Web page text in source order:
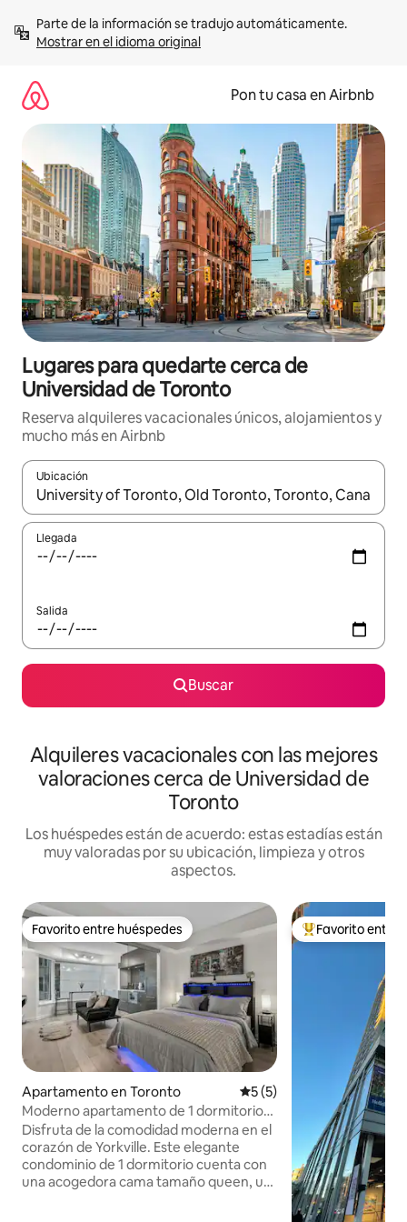
contenidoMostrar en el idioma original
Pon tu casa en Airbnb
Lugares para quedarte cerca de
Universidad de Toronto
Reserva alquileres vacacionales únicos, alojamientos y
mucho más en Airbnb
Ubicación
Cuando los resultados estén disponibles, navega con las
Llegada
Salida
Buscar
Alquileres vacacionales con las mejores
valoraciones cerca de Universidad de
Toronto
Los huéspedes están de acuerdo: estas estadías están
muy valoradas por su ubicación, limpieza y otros
aspectos.
Favorito entre huéspedes
Favorito entre huéspedes
Apartamento en Toronto Calificación promedio: 5
5 (5)
Moderno apartamento de 1 dormitorio
en Yorkville + futón para 3 personas
Disfruta de la comodidad moderna en el
corazón de Yorkville. Este elegante
condominio de 1 dormitorio cuenta con
una acogedora cama tamaño queen, un
Favorito entre
Favorito entre